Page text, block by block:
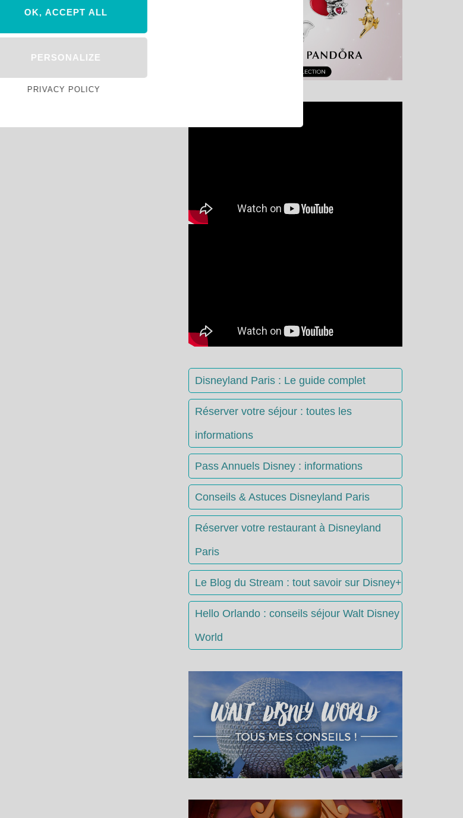
Disneyland Paris : Le guide complet
Réserver votre séjour : toutes les
informations
Pass Annuels Disney : informations
Conseils & Astuces Disneyland Paris
Réserver votre restaurant à Disneyland
Paris
Le Blog du Stream : tout savoir sur Disney+
Hello Orlando : conseils séjour Walt Disney
World
OK, ACCEPT ALL
PERSONALIZE
PRIVACY POLICY